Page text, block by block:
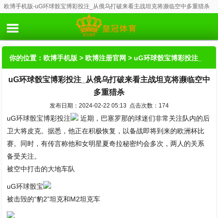
欧博手机版-uG环球骰宝博彩投注_从俄乌打破来看主战坦克将濒临空中多重猎杀
你的位置： 欧博手机版 > 欧博注册官网 > uG环球骰宝博彩投注_
从俄乌打破来看主战坦克将濒临空中多重猎杀
uG环球骰宝博彩投注_从俄乌打破来看主战坦克将濒临空中
多重猎杀
发布日期：2024-02-22 05:13 点击次数：174
uG环球骰宝博彩投注
近期，巴塞罗那的球迷们非常关注队内的后
卫大将皮克。据悉，他正在积极恢复，以备战即将到来的欧洲杯比
赛。同时，有传言称他和女明星夏奇拉秘密约会多次，两人的关系
备受关注。
被空中打击的大地车队
uG环球骰宝
被击毁的“豹2”坦克和M2坦克车